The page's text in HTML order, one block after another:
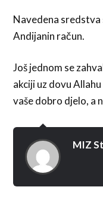
Navedena sredstva
Andijanin račun.
Još jednom se
akciji uz dovu
vaše dobro djelo, a
MIZ